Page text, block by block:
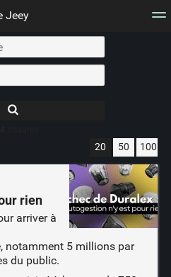
Jeey
20 50 100
rien
arriver à
notamment 5 millions par
du public.